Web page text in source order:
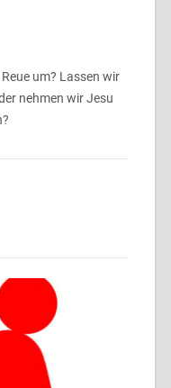
um? Lassen wir
nehmen wir Jesu